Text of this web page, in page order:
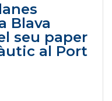
Blava
seu paper
al Port